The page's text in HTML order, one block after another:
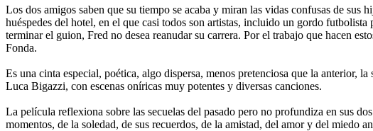
Los dos amigos saben que su tiempo se acaba y miran las vidas confusas de
huéspedes del hotel, en el que casi todos son artistas, incluido un gordo
terminar el guion, Fred no desea reanudar su carrera. Por el trabajo que hacen
Fonda.
Es una cinta especial, poética, algo dispersa, menos pretenciosa que la anterior, la
Luca Bigazzi, con escenas oníricas muy potentes y diversas canciones.
La película reflexiona sobre las secuelas del pasado pero no profundiza en sus
momentos, de la soledad, de sus recuerdos, de la amistad, del amor y del miedo